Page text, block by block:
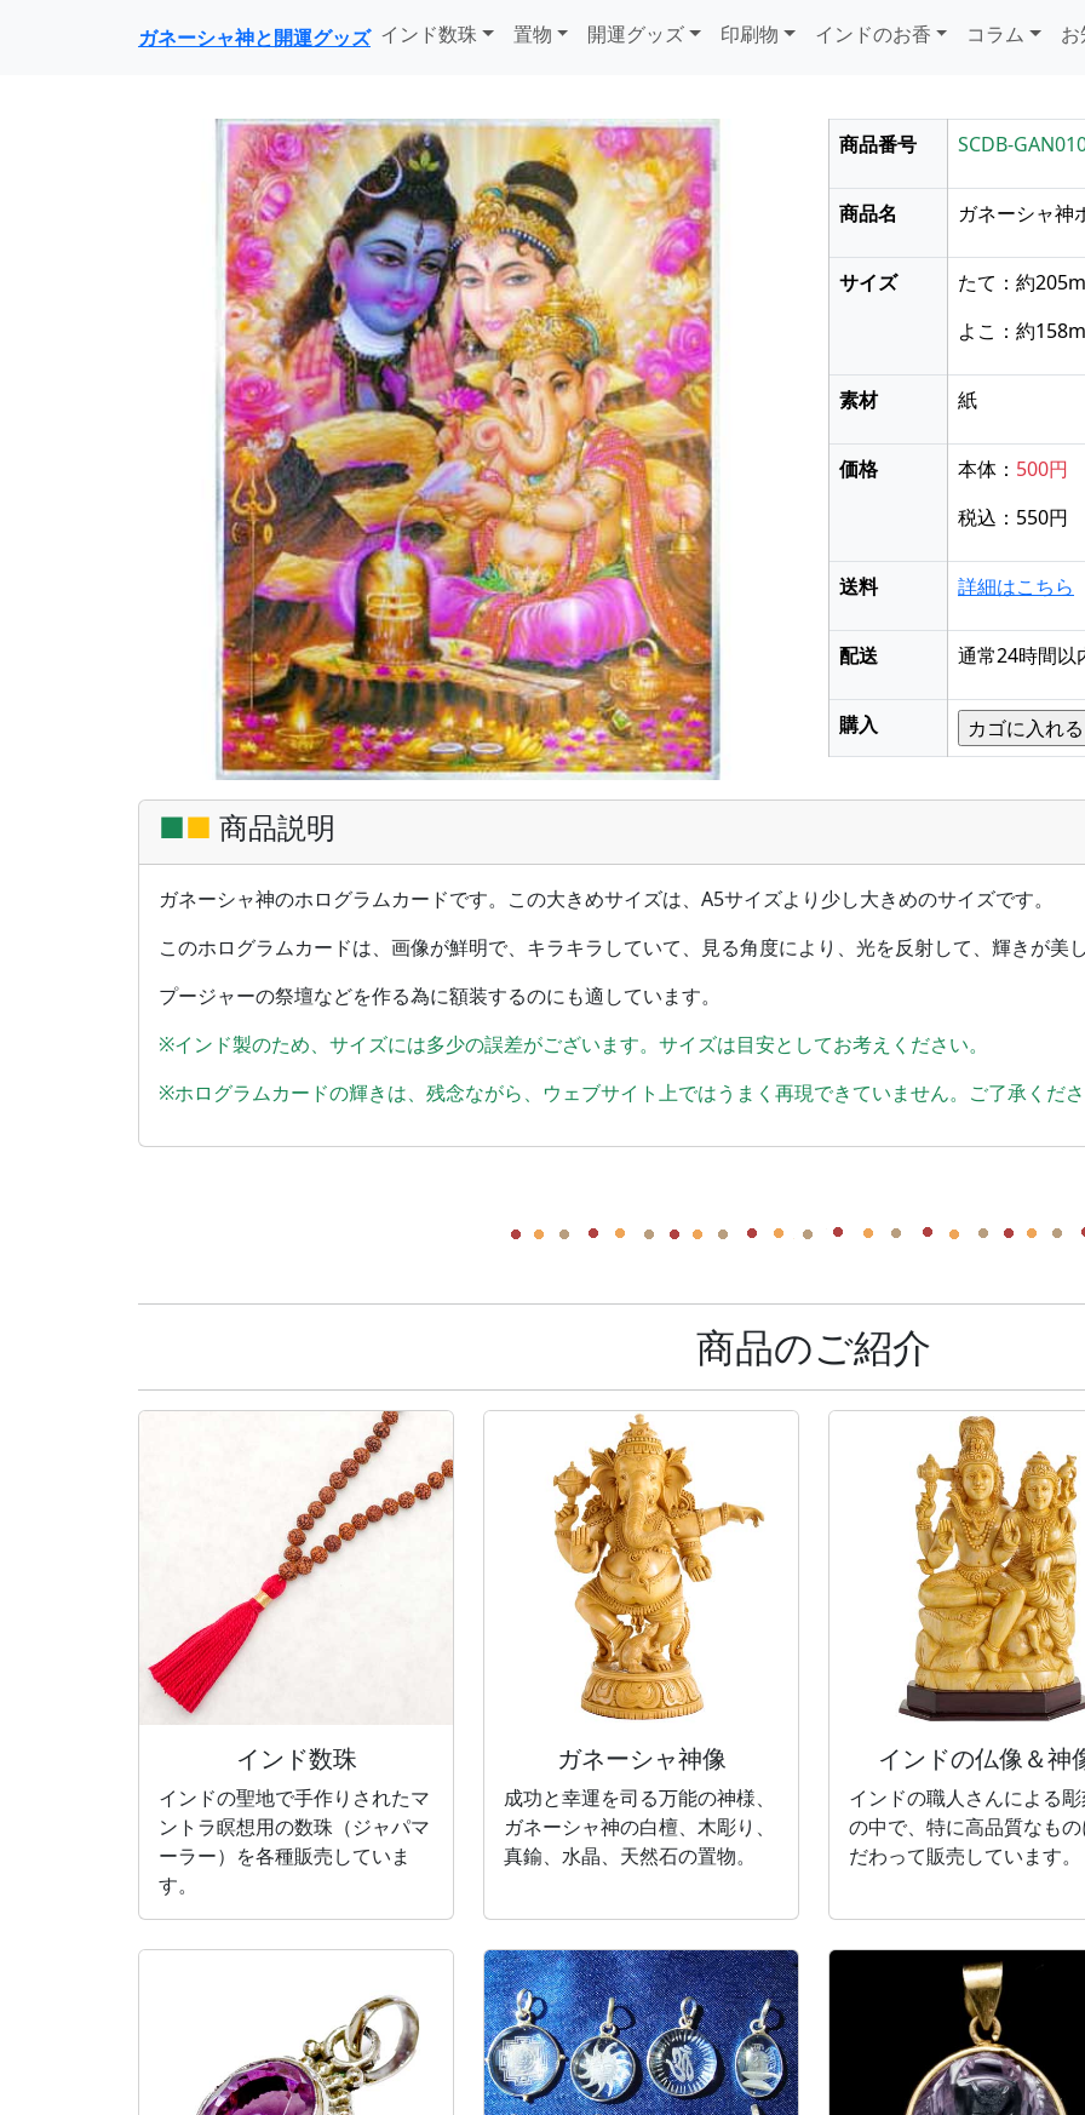
ガネーシャ神と開運グッズ インド数珠 置物 開運グッズ 印刷物 インドのお香 コラム
前に戻る
商品番号 SCDB-
商品名 ガネーシャ神
サイズ
たて：約
よこ：約
素材 紙
価格 本体： 500円
税込：550円
送料 詳細はこちら
配送 通常24時間以
購入
■■ 商品説明
ガネーシャ神のホログラムカードです。この大きめサイズは、A5サイズより少し大きめのサイズです。
このホログラムカードは、画像が鮮明で、キラキラしていて、見る角度により、光を反射して、輝きが美
プージャーの祭壇などを作る為に額装するのにも適しています。
※インド製のため、サイズには多少の誤差がございます。サイズは目安としてお考えください。
※ホログラムカードの輝きは、残念ながら、ウェブサイト上ではうまく再現できていません。ご了承くだ
商品のご紹介
インド数珠
インドの聖地で手作りされたマ
ントラ瞑想用の数珠（ジャパマ
ーラー）を各種販売していま
す。
ガネーシャ神像
成功と幸運を司る万能の神様、
ガネーシャ神の白檀、木彫り、
真鍮、水晶、天然石の置物。
インドの仏像＆神
インドの職人さんによる
の中で、特に高品質なも
だわって販売しています。